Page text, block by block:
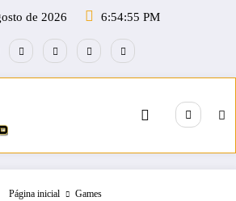
de 2026 6:54:56 PM
Página inicial
Games